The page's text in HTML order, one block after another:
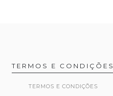
TERMOS E CONDIÇÕES
TERMOS E CONDIÇÕES